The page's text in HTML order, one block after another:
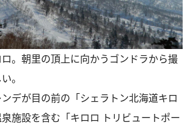
。朝里の頂上に向かうゴンドラから撮
。
デが目の前の「シェラトン北海道キロ
施設を含む「キロロ トリビュートポー